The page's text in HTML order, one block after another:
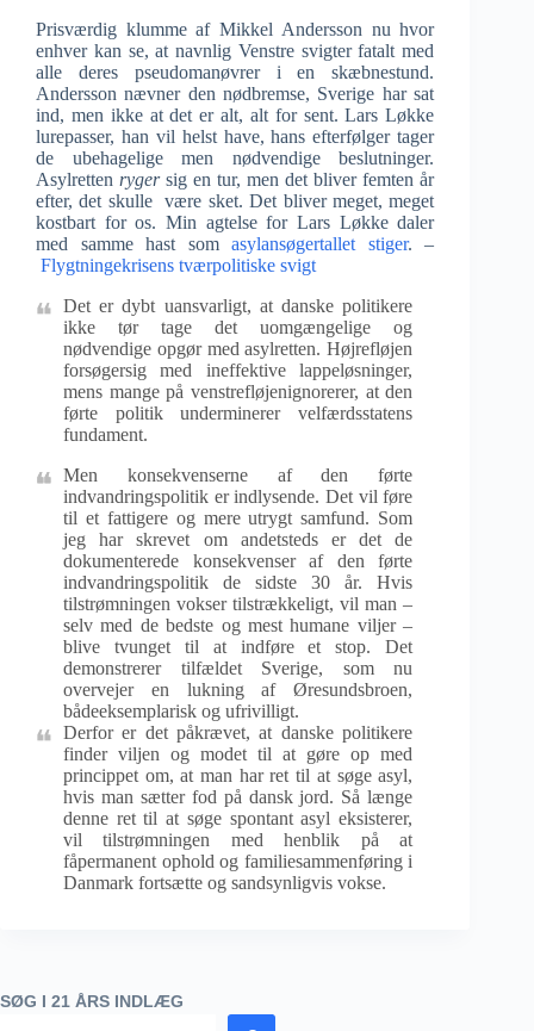
Prisværdig klumme af Mikkel Andersson nu hvor
enhver kan se, at navnlig Venstre svigter fatalt med
alle deres pseudomanøvrer i en skæbnestund.
Andersson nævner den nødbremse, Sverige har sat
ind, men ikke at det er alt, alt for sent. Lars Løkke
lurepasser, han vil helst have, hans efterfølger tager
de ubehagelige men nødvendige beslutninger.
Asylretten rygersig en tur, men det bliver femten år
efter, det skulle være sket. Det bliver meget, meget
kostbart for os. Min agtelse for Lars Løkke daler
med samme hast somasylansøgertallet stiger. –
Flygtningekrisens tværpolitiske svigt
Det er dybt uansvarligt, at danske politikere
ikke tør tage det uomgængelige og
nødvendige opgør med asylretten. Højrefløjen
forsøgersig med ineffektive lappeløsninger,
mens mange på venstrefløjenignorerer, at den
førte politik underminerer velfærdsstatens
fundament.
Men konsekvenserne af den førte
indvandringspolitik er indlysende. Det vil føre
til et fattigere og mere utrygt samfund. Som
jeg har skrevet om andetsteds er det de
dokumenterede konsekvenser af den førte
indvandringspolitik de sidste 30 år. Hvis
tilstrømningen vokser tilstrækkeligt, vil man –
selv med de bedste og mest humane viljer –
blive tvunget til at indføre et stop. Det
demonstrerer tilfældet Sverige, som nu
overvejer en lukning af Øresundsbroen,
bådeeksemplarisk og ufrivilligt.
Derfor er det påkrævet, at danske politikere
finder viljen og modet til at gøre op med
princippet om, at man har ret til at søge asyl,
hvis man sætter fod på dansk jord. Så længe
denne ret til at søge spontant asyl eksisterer,
vil tilstrømningen med henblik på at
fåpermanent ophold og familiesammenføring i
Danmark fortsætte og sandsynligvis vokse.
SØG I 21 ÅRS INDLÆG